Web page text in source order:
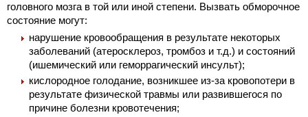
головного мозга в той или иной степени. Вызвать обморочное
состояние могут:
нарушение кровообращения в результате некоторых
заболеваний (атеросклероз, тромбоз и т.д.) и состояний
(ишемический или геморрагический инсульт);
кислородное голодание, возникшее из-за кровопотери в
результате физической травмы или развившегося по
причине болезни кровотечения;